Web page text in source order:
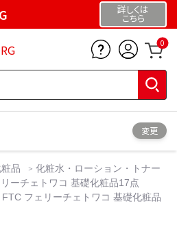
詳しくは
こちら
0
変更
品
化粧水・ローション・トナー
リーチェトワコ 基礎化粧品17点
フェリーチェトワコ 基礎化粧品